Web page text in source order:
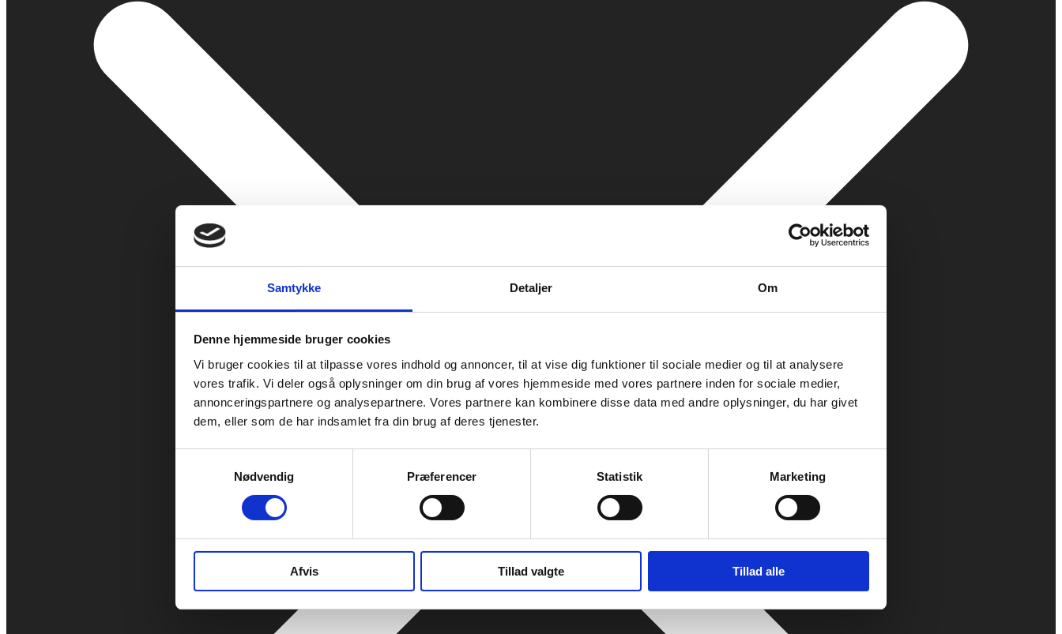
Samtykke Detaljer Om
Denne hjemmeside bruger cookies
Vi bruger cookies til at tilpasse vores indhold og annoncer, til at vise dig funktioner til sociale medier og til at analysere
vores trafik. Vi deler også oplysninger om din brug af vores hjemmeside med vores partnere inden for sociale medier,
annonceringspartnere og analysepartnere. Vores partnere kan kombinere disse data med andre oplysninger, du har givet
dem, eller som de har indsamlet fra din brug af deres tjenester.
Nødvendig
Præferencer Statistik Marketing
Afvis Tillad valgte Tillad alle